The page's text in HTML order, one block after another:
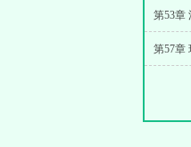
第53章
第57章